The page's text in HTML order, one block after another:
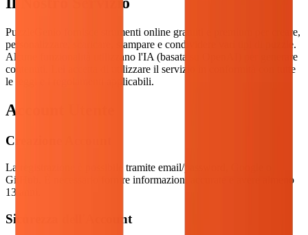
PuzzleGenio fornisce strumenti online gratuiti e premium per creare,
personalizzare, scaricare, stampare e condividere vari tipi di puzzle.
Alcune funzionalità utilizzano l'IA (basata su OpenAI) per generare
contenuti. Lei accetta di utilizzare il servizio in conformità con tutte
le leggi e i regolamenti applicabili.
Account Utente
Creazione Account
La registrazione è possibile tramite email/password, Google o
GitHub. È necessario fornire informazioni accurate e avere almeno
13 anni.
Sicurezza dell'Account